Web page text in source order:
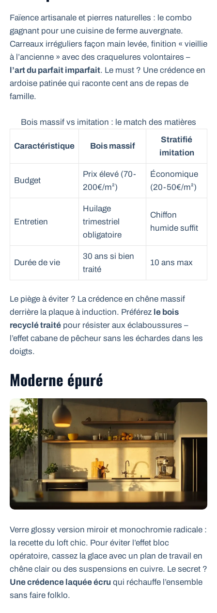
Faïence artisanale et pierres naturelles : le combo
gagnant pour une cuisine de ferme auvergnate.
Carreaux irréguliers façon main levée, finition « vieillie
à l’ancienne » avec des craquelures volontaires –
l’art du parfait imparfait. Le must ? Une crédence en
ardoise patinée qui raconte cent ans de repas de
famille.
Bois massif vs imitation : le match des matières
Caractéristique Bois massif
Stratifié
imitation
Budget
Prix élevé (70-
200€/m²)
Économique
(20-50€/m²)
Entretien
Huilage
trimestriel
obligatoire
Chiffon
humide suffit
Durée de vie
30 ans si bien
traité
10 ans max
Le piège à éviter ? La crédence en chêne massif
derrière la plaque à induction. Préférez le bois
recyclé traité pour résister aux éclaboussures –
l’effet cabane de pêcheur sans les échardes dans les
doigts.
Moderne épuré
Verre glossy version miroir et monochromie radicale :
la recette du loft chic. Pour éviter l’effet bloc
opératoire, cassez la glace avec un plan de travail en
chêne clair ou des suspensions en cuivre. Le secret ?
Une crédence laquée écru qui réchauffe l’ensemble
sans faire folklo.